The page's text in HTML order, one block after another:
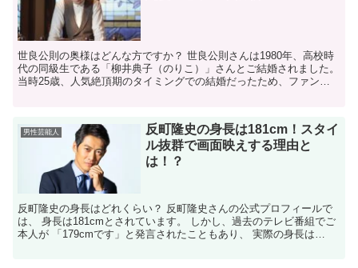
世良公則の奥様はどんな方ですか？ 世良公則さんは1980年、高校時
代の同級生である「柳井典子（のりこ）」さんとご結婚されました。
当時25歳、人気絶頂期のタイミングでの結婚だったため、ファンに
男性芸能人
反町隆史の身長は181cm！スタイ
ル抜群で画面映えする理由と
は！？
反町隆史の身長はどれくらい？ 反町隆史さんの公式プロフィールで
は、 身長は181cmとされています。 しかし、過去のテレビ番組でご
本人が 「179cmです」と発言されたこともあり、 実際の身長は